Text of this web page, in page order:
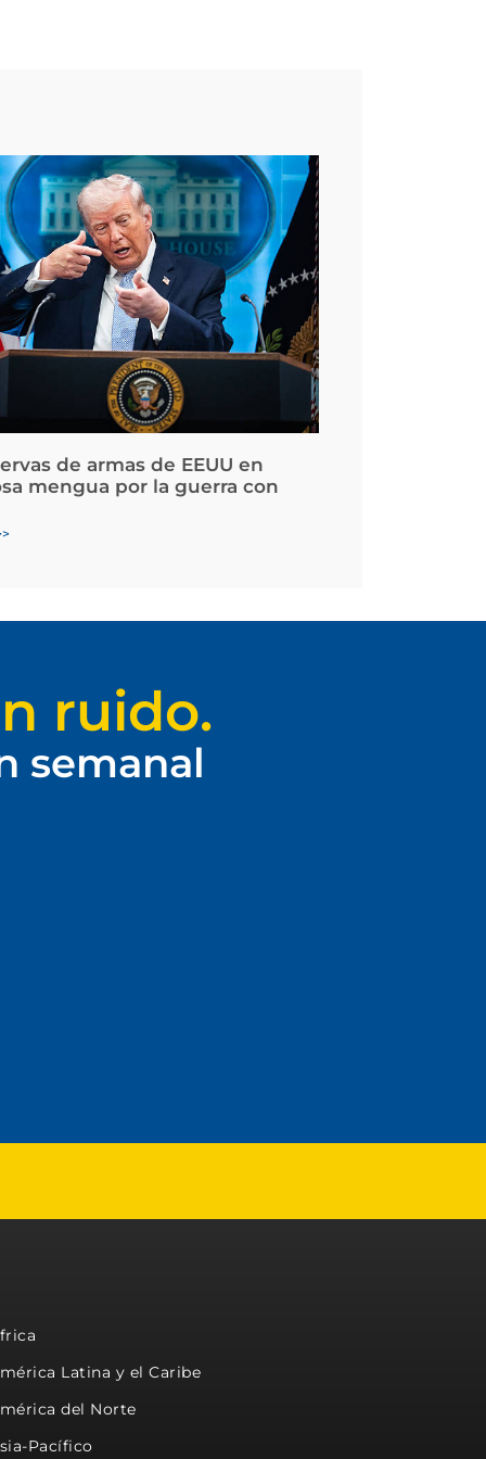
de armas de EEUU en
mengua por la guerra con
ruido.
semanal
Latina y el Caribe
del Norte
Pacífico